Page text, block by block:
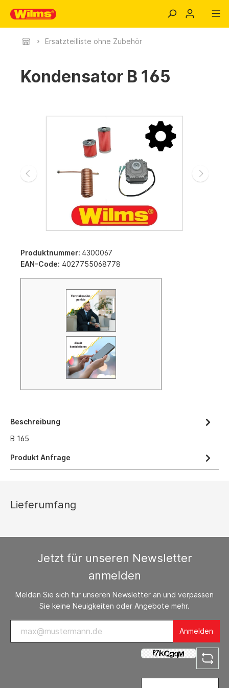
Ersatzteilliste ohne Zubehör
Kondensator B 165
Produktnummer: 4300067
EAN-Code: 4027755068778
Beschreibung
B 165
Produkt Anfrage
Lieferumfang
Jetzt für unseren Newsletter
anmelden
Melden Sie sich für unseren Newsletter an und verpassen
Sie keine Neuigkeiten oder Angebote mehr.
Anmelden